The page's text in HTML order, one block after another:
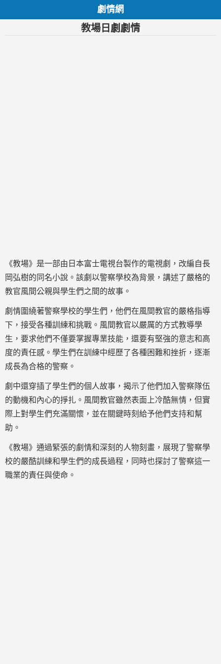
劇情網
教場日劇劇情
《教場》是一部由日本富士電視台製作的電視劇，改編自長
岡弘樹的同名小說。該劇以警察學校為背景，講述了嚴格的
教官風間公親與學生們之間的故事。
劇情圍繞著警察學校的學生們，他們在風間教官的嚴格指導
下，接受各種訓練和挑戰。風間教官以嚴厲的方式教導學
生，要求他們不僅要掌握專業技能，還要有堅強的意志和高
度的責任感。學生們在訓練中經歷了各種困難和挫折，逐漸
成長為合格的警察。
劇中還穿插了學生們的個人故事，揭示了他們加入警察隊伍
的動機和內心的掙扎。風間教官雖然表面上冷酷無情，但實
際上對學生們充滿關懷，並在關鍵時刻給予他們支持和幫
助。
《教場》通過緊張的劇情和深刻的人物刻畫，展現了警察學
校的嚴酷訓練和學生們的成長過程，同時也探討了警察這一
職業的責任與使命。